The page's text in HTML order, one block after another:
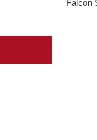
Falcon